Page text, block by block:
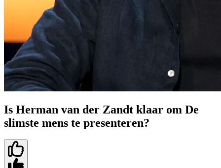
Is Herman van der Zandt klaar om De
slimste mens te presenteren?